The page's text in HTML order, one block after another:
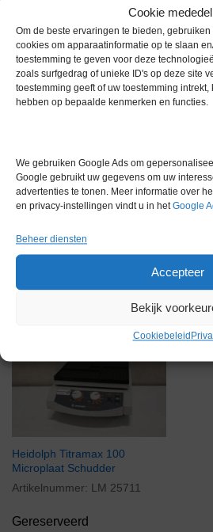
Cookie
Om de beste ervaringen te bieden,
cookies om apparaatinformatie op te slaan
toestemming te geven voor deze
zoals surfgedrag of unieke ID's op deze site
toestemming geeft of uw toestemming
hebben op bepaalde kenmerken en functies.
We gebruiken Google Ads om
Google gebruikt uw gegevens om uw
advertenties te tonen. Meer informatie over
en privacy-instellingen vindt u in hetGoogle
Beheer diensten
Accepteer
Bekijk
Cookiebeleid
Extra informatie
Gewicht 0,0 kg
Garantie 6 maanden
Gerelateerde
Gereserveerd
Heidolph Titramax 100
Microplaat Schudder
Artikelnummer: LM 25711
Gereserveerd